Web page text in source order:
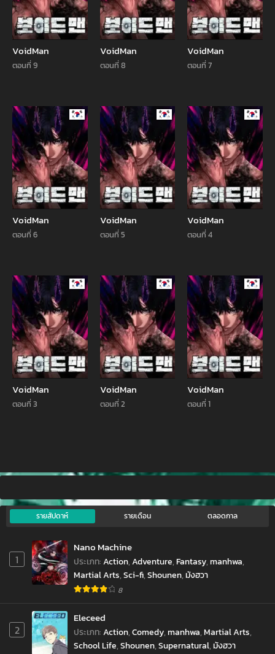
VoidMan
ตอนที่ 9
VoidMan
ตอนที่ 8
VoidMan
ตอนที่ 7
Manhwa
VoidMan
ตอนที่ 6
Manhwa
VoidMan
ตอนที่ 5
VoidMan
ตอนที่ 4
Manhwa
VoidMan
ตอนที่ 3
Manhwa
VoidMan
ตอนที่ 2
VoidMan
ตอนที่ 1
รายสัปดาห์ รายเดือน ตลอดกาล
1
Nano Machine
ประเภท:Action,Adventure,Fantasy,manhwa,
Martial Arts,Sci-fi,Shounen,มังฮวา
8
2
Eleceed
ประเภท:Action,Comedy,manhwa,Martial Arts,
School Life,Shounen,Supernatural,มังฮวา